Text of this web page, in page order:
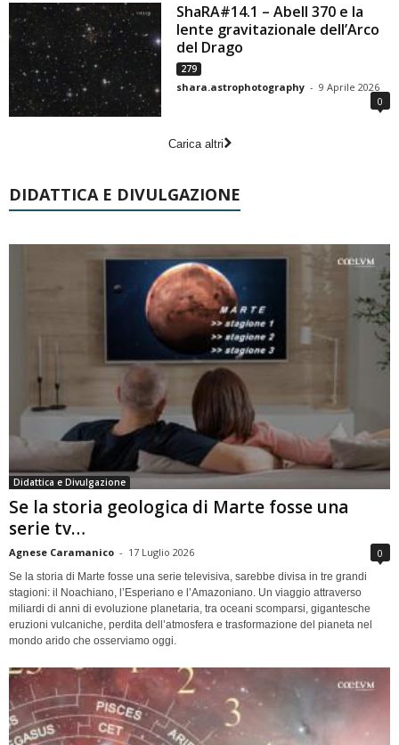
ShaRA#14.1 – Abell 370 e la
lente gravitazionale dell’Arco
del Drago
279
shara.astrophotography - 9 Aprile 2026
0
Carica altri
DIDATTICA E DIVULGAZIONE
Didattica e Divulgazione
Se la storia geologica di Marte fosse una
serie tv…
Agnese Caramanico - 17 Luglio 2026 0
Se la storia di Marte fosse una serie televisiva, sarebbe divisa in tre grandi
stagioni: il Noachiano, l’Esperiano e l’Amazoniano. Un viaggio attraverso
miliardi di anni di evoluzione planetaria, tra oceani scomparsi, gigantesche
eruzioni vulcaniche, perdita dell’atmosfera e trasformazione del pianeta nel
mondo arido che osserviamo oggi.